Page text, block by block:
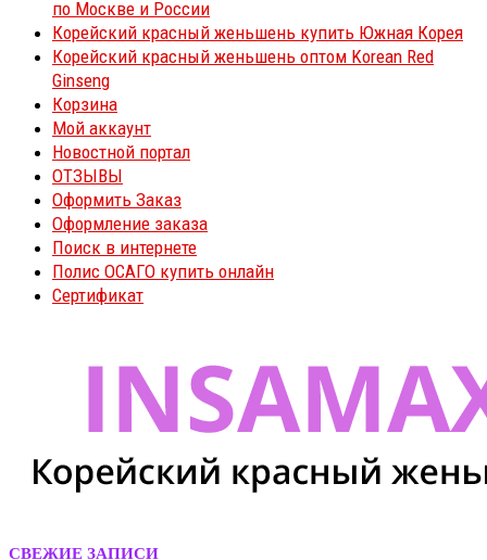
по Москве и России
Корейский красный женьшень купить Южная Корея
Корейский красный женьшень оптом Korean Red
Ginseng
Корзина
Мой аккаунт
Новостной портал
ОТЗЫВЫ
Оформить Заказ
Оформление заказа
Поиск в интернете
Полис ОСАГО купить онлайн
Сертификат
СВЕЖИЕ ЗАПИСИ